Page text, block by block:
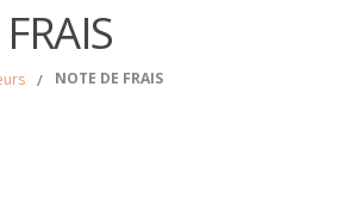
/ NOTE DE FRAIS